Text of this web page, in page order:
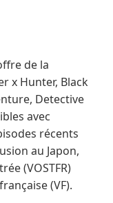
de la
x Hunter, Black
Detective
avec
récents
au Japon,
(VOSTFR)
(VF).